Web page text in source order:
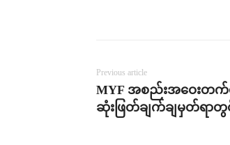
Previous article
MYF အစည်းအဝေးတက်
ဆုံးဖြတ်ချက်ချမှတ်ရာ